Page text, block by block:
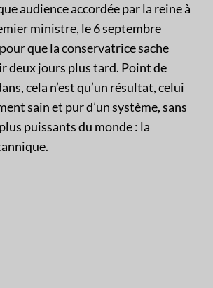
audience accordée par la reine à
ministre, le 6 septembre
que la conservatrice sache
deux jours plus tard. Point de
cela n’est qu’un résultat, celui
sain et pur d’un système, sans
puissants du monde : la